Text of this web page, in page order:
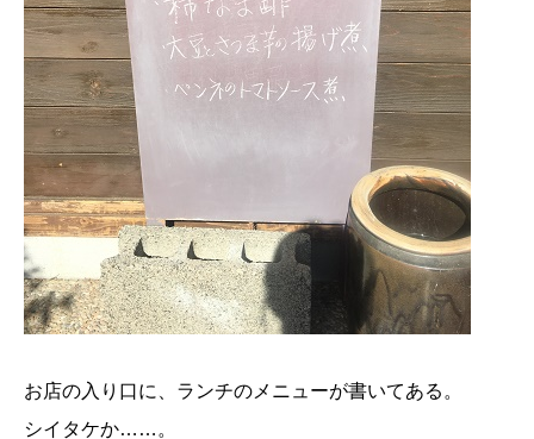
お店の入り口に、ランチのメニューが書いてある。
シイタケか……。